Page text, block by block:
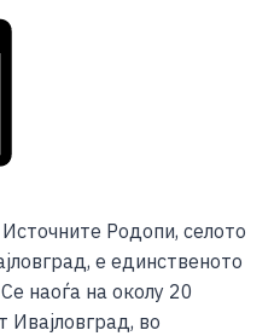
Родопи, селото
е единственото
наоѓа на околу 20
Ивајловград, во